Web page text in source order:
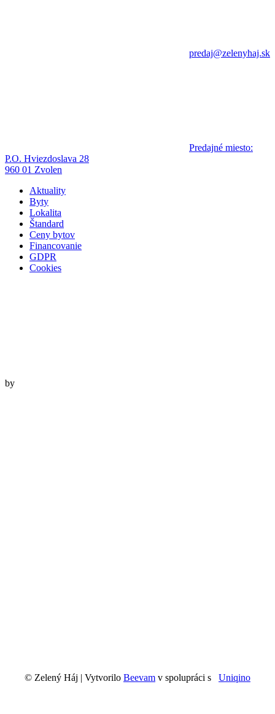
predaj@zelenyhaj.sk
Predajné miesto:
P.O. Hviezdoslava 28
960 01 Zvolen
Aktuality
Byty
Lokalita
Štandard
Ceny bytov
Financovanie
GDPR
Cookies
by
© Zelený Háj | Vytvorilo Beevam v spolupráci s Uniqino